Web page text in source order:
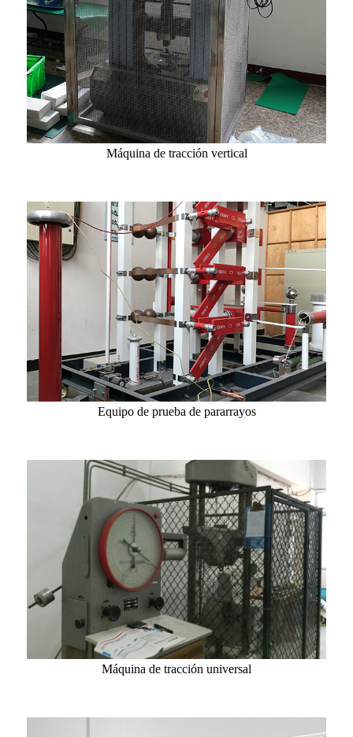
Máquina de tracción vertical
Equipo de prueba de pararrayos
Máquina de tracción universal